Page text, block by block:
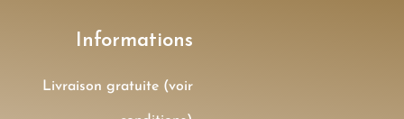
Informations
Livraison gratuite (voir